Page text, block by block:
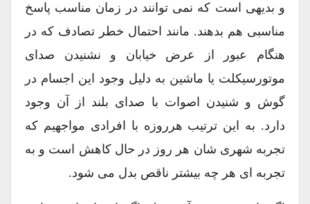
و بدیهی است که نمی توانند در زمان مناسب پاسخ
مناسبی هم بدهند. مانند احتمال خطر تصادف که در
هنگام عبور از عرض خیابان و نشنیدن صدای
موتورسیکلت یا ماشین به دلیل وجود این اجسام در
گوش و شنیدن اصوات با صدای بلند از آن وجود
دارد. به این ترتیب هرروزه با افرادی مواجهیم که
تجربه شهری شان هر روز در حال کاهش است و به
تجربه ای هر چه بیشتر ناقص بدل می شود.